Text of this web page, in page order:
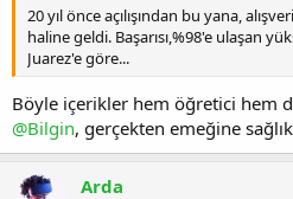
20 yıl önce açılışından bu yana,
haline geldi. Başarısı,%98'e ulaşan
Juarez'e göre...
Böyle içerikler hem öğretici hem
@Bilgin, gerçekten emeğine
Arda